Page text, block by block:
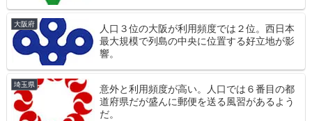
大阪府
人口３位の大阪が利用頻度では２位。西日本
最大規模で列島の中央に位置する好立地が影
響。
埼玉県
意外と利用頻度が高い。人口では６番目の都
道府県だが盛んに郵便を送る風習があるよう
だ。